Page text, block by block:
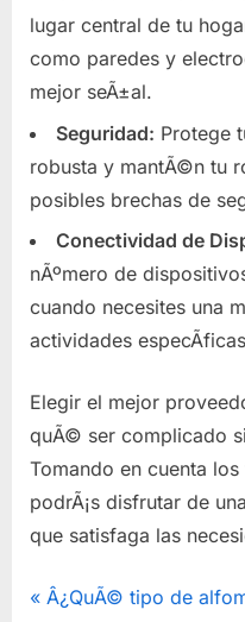
lugar central de tu
como paredes y
mejor seÃ±al.
Seguridad: Protege
robusta y mantÃ©n tu
posibles brechas de
Conectividad de
nÃºmero de
cuando necesites una
actividades
Elegir el mejor
quÃ© ser complicado
Tomando en cuenta
podrÃ¡s disfrutar de
que satisfaga las
Navegación
P
Â¿QuÃ© tipo de